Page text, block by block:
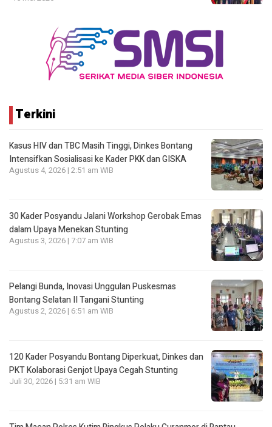
Terkini
Kasus HIV dan TBC Masih Tinggi, Dinkes Bontang
Intensifkan Sosialisasi ke Kader PKK dan GISKA
Agustus 4, 2026 | 2:51 am WIB
30 Kader Posyandu Jalani Workshop Gerobak Emas
dalam Upaya Menekan Stunting
Agustus 3, 2026 | 7:07 am WIB
Pelangi Bunda, Inovasi Unggulan Puskesmas
Bontang Selatan II Tangani Stunting
Agustus 2, 2026 | 6:51 am WIB
120 Kader Posyandu Bontang Diperkuat, Dinkes dan
PKT Kolaborasi Genjot Upaya Cegah Stunting
Juli 30, 2026 | 5:31 am WIB